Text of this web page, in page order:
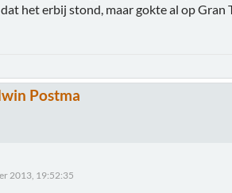
het erbij stond, maar gokte al op Gran
Postma
2013, 19:52:35